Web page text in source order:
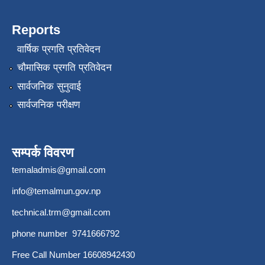
Reports
वार्षिक प्रगति प्रतिवेदन
चौमासिक प्रगति प्रतिवेदन
सार्वजनिक सुनुवाई
सार्वजनिक परीक्षण
सम्पर्क विवरण
temaladmis@gmail.com
info@temalmun.gov.np
technical.trm@gmail.com
phone number 9741666792
Free Call Number 16608942430